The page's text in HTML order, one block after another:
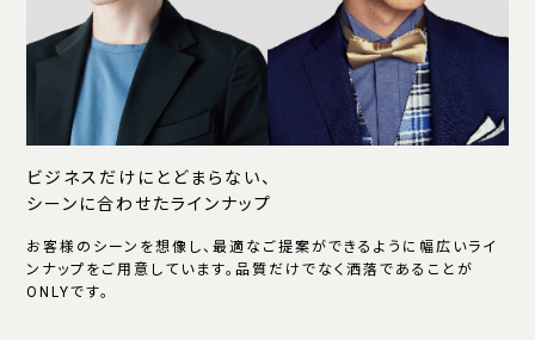
ビジネスだけにとどまらない、
シーンに合わせたラインナップ
お客様のシーンを想像し、最適なご提案ができるように幅広いライ
ンナップをご用意しています。品質だけでなく洒落であることが
ONLYです。